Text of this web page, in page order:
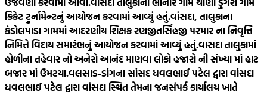
ક્રિકેટ ટુર્નામેન્ટનું આયોજન કરવામાં આવ્યું હતું.વાંસદા, તાલુકાના
કંડોલપાડા ગામમાં આદરણીય શિક્ષક રણજીતસિંહજી પરમાર ના નિવૃત્તિ
નિમિત્તે વિદાય સમારંભનું આયોજન કરવામાં આવ્યું હતું.વાસદા તાલુકામાં
હોળીના તહેવાર નો અનેરો આનંદ માણવા લોકો હજારો ની સંખ્યા માં હાટ
બજાર માં ઉમટયા.વલસાડ-ડાંગના સાંસદ ધવલભાઈ પટેલ દ્વારા વાંસદા
ધવલભાઈ પટેલ દ્વારા વાંસદા સ્થિત તેમના જનસંપર્ક કાર્યાલય ખાતે